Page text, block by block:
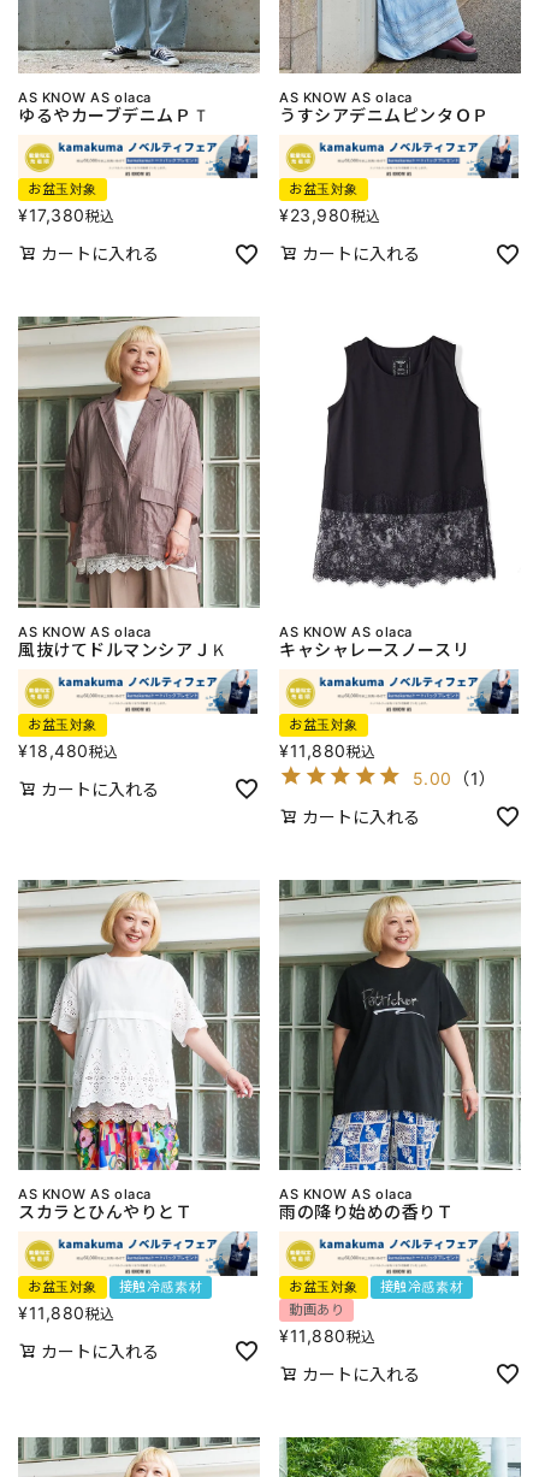
AS KNOW AS olaca
ゆるやカーブデニムＰＴ
お盆玉対象
¥17,380税込
カートに入れる
AS KNOW AS olaca
うすシアデニムピンタＯＰ
お盆玉対象
¥23,980税込
カートに入れる
AS KNOW AS olaca
風抜けてドルマンシアＪＫ
お盆玉対象
¥18,480税込
カートに入れる
AS KNOW AS olaca
キャシャレースノースリ
お盆玉対象
¥11,880税込
5.00 （1）
カートに入れる
AS KNOW AS olaca
スカラとひんやりとＴ
お盆玉対象 接触冷感素材
¥11,880税込
カートに入れる
AS KNOW AS olaca
雨の降り始めの香りＴ
お盆玉対象
接触冷感素材
動画あり
¥11,880税込
カートに入れる